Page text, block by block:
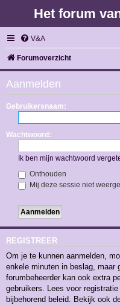
Het forum
V&A
Forumoverzicht
Aanmelden
Gebruikersnaam:
Wachtwoord:
Ik ben mijn wachtwoord
Onthouden
Mij deze sessie niet
REGISTREER
Om je te kunnen aanmelden,
enkele minuten in beslag, maar
forumbeheerder kan ook extra
gebruikers. Lees voor
bijbehorend beleid. Bekijk ook